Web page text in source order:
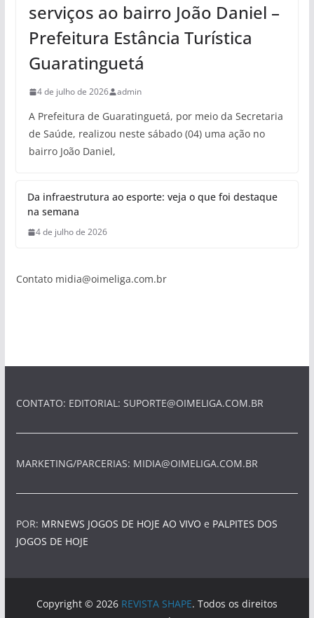
serviços ao bairro João Daniel –
Prefeitura Estância Turística
Guaratinguetá
4 de julho de 2026 admin
A Prefeitura de Guaratinguetá, por meio da Secretaria
de Saúde, realizou neste sábado (04) uma ação no
bairro João Daniel,
Da infraestrutura ao esporte: veja o que foi destaque
na semana
4 de julho de 2026
Contato midia@oimeliga.com.br
CONTATO: EDITORIAL: SUPORTE@OIMELIGA.COM.BR
MARKETING/PARCERIAS: MIDIA@OIMELIGA.COM.BR
POR: MRNEWS JOGOS DE HOJE AO VIVO e PALPITES DOS
JOGOS DE HOJE
Copyright © 2026 REVISTA SHAPE. Todos os direitos